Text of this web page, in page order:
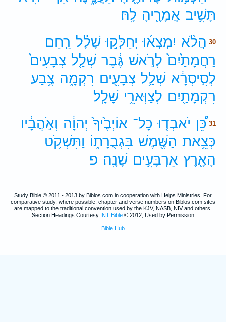
תָּשִׁ֥יב אֲמָרֶ֖יהָ לָֽהּ׃
30 הֲלֹ֨א יִמְצְא֜וּ יְחַלְּק֣וּ שָׁלָ֗ל רַ֤חַם
רַחֲמָתַ֙יִם֙ לְרֹ֣אשׁ גֶּ֔בֶר שְׁלַ֤ל צְבָעִים֙
לְסִ֣יסְרָ֔א שְׁלַ֥ל צְבָעִ֖ים רִקְמָ֑ה צֶ֥בַע
רִקְמָתַ֖יִם לְצַוְּארֵ֥י שָׁלָֽל׃
31 כֵּ֠ן יֹאבְד֤וּ כָל־ אוֹיְבֶ֙יךָ֙ יְהוָ֔ה וְאֹ֣הֲבָ֔יו
כְּצֵ֥את הַשֶּׁ֖מֶשׁ בִּגְבֻרָת֑וֹ וַתִּשְׁקֹ֥ט
הָאָ֖רֶץ אַרְבָּעִ֥ים שָׁנָֽה׃ פ
Study Bible © 2011 - 2013 by Biblos.com in cooperation with Helps Ministries. For
comparative study, where possible, chapter and verse numbers on Biblos.com sites
are mapped to the traditional convention used by the KJV, NASB, NIV and others.
Section Headings Courtesy INT Bible © 2012, Used by Permission
Bible Hub